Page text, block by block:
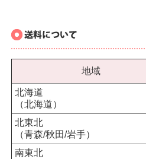
地域
北海道
（北海道）
北東北
（青森/秋田/岩手）
南東北